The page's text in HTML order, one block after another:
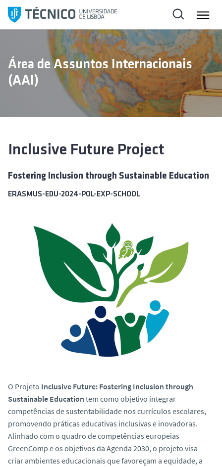
l
a
Área de Assuntos Internacionais
(AAI)
Inclusive Future Project
Fostering Inclusion through Sustainable Education
ERASMUS-EDU-2024-POL-EXP-SCHOOL
O Projeto Inclusive Future: Fostering Inclusion through
Sustainable Education tem como objetivo integrar
competências de sustentabilidade nos currículos escolares,
promovendo práticas educativas inclusivas e inovadoras.
Alinhado com o quadro de competências europeias
GreenComp e os objetivos da Agenda 2030, o projeto visa
criar ambientes educacionais que favoreçam a equidade, a